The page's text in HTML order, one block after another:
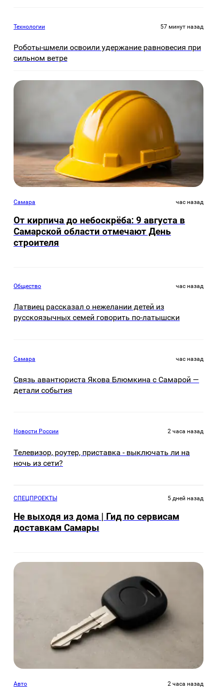
Технологии 57 минут назад
Роботы-шмели освоили удержание равновесия при
сильном ветре
Самара час назад
От кирпича до небоскрёба: 9 августа в
Самарской области отмечают День
строителя
Общество час назад
Латвиец рассказал о нежелании детей из
русскоязычных семей говорить по-латышски
Самара час назад
Связь авантюриста Якова Блюмкина с Самарой —
детали события
Новости России 2 часа назад
Телевизор, роутер, приставка - выключать ли на
ночь из сети?
СПЕЦПРОЕКТЫ 5 дней назад
Не выходя из дома | Гид по сервисам
доставкам Самары
Авто 2 часа назад